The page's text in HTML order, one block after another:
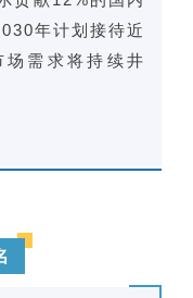
年计划接待近
需求将持续井